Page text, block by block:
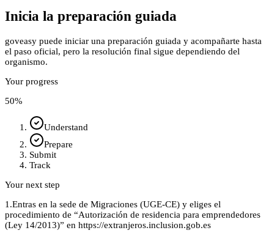
Inicia la preparación guiada
goveasy puede iniciar una preparación guiada y acompañarte hasta
el paso oficial, pero la resolución final sigue dependiendo del
organismo.
Your progress
50%
Understand
Prepare
Submit
Track
Your next step
1.Entras en la sede de Migraciones (UGE‑CE) y eliges el
procedimiento de “Autorización de residencia para emprendedores
(Ley 14/2013)” en https://extranjeros.inclusion.gob.es